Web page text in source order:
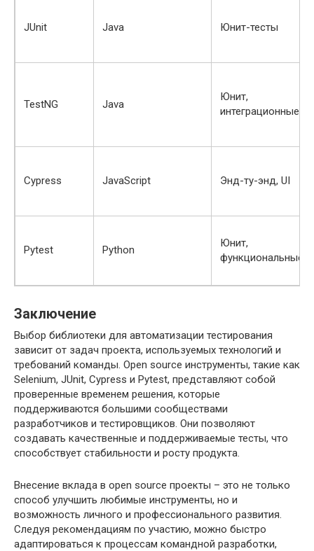
JUnit Java Юнит-тесты
TestNG Java
Юнит,
интеграционные
Cypress JavaScript Энд-ту-энд, UI
Pytest Python
Юнит,
функциональные
Заключение
Выбор библиотеки для автоматизации тестирования
зависит от задач проекта, используемых технологий и
требований команды. Open source инструменты, такие как
Selenium, JUnit, Cypress и Pytest, представляют собой
проверенные временем решения, которые
поддерживаются большими сообществами
разработчиков и тестировщиков. Они позволяют
создавать качественные и поддерживаемые тесты, что
способствует стабильности и росту продукта.
Внесение вклада в open source проекты – это не только
способ улучшить любимые инструменты, но и
возможность личного и профессионального развития.
Следуя рекомендациям по участию, можно быстро
адаптироваться к процессам командной разработки,